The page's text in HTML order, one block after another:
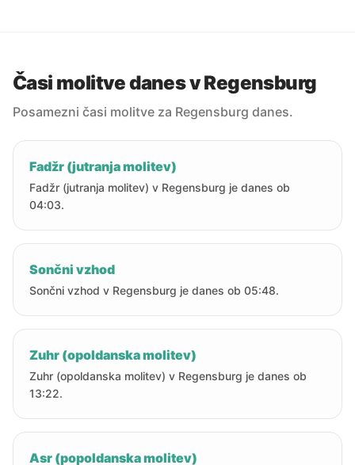
Časi molitve danes v Regensburg
Posamezni časi molitve za Regensburg danes.
Fadžr (jutranja molitev)
Fadžr (jutranja molitev) v Regensburg je danes ob
04:03.
Sončni vzhod
Sončni vzhod v Regensburg je danes ob 05:48.
Zuhr (opoldanska molitev)
Zuhr (opoldanska molitev) v Regensburg je danes ob
13:22.
Asr (popoldanska molitev)